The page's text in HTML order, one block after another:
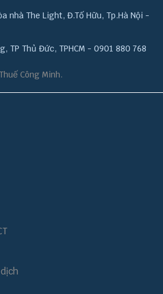
nhà The Light, Đ.Tố Hữu, Tp.Hà Nội -
TP Thủ Đức, TPHCM - 0901 880 768
Công Minh.